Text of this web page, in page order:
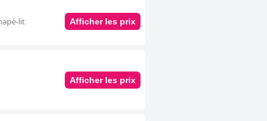
lit
Afficher les prix
Afficher les prix